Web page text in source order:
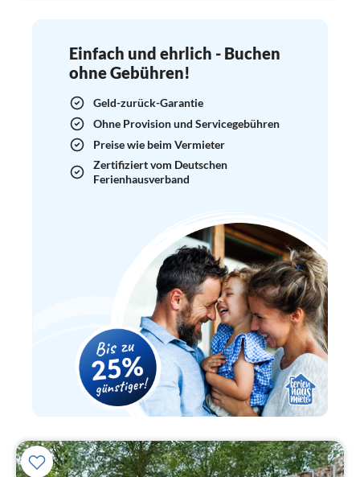
Einfach und ehrlich - Buchen
ohne Gebühren!
Geld-zurück-Garantie
Ohne Provision und Servicegebühren
Preise wie beim Vermieter
Zertifiziert vom Deutschen
Ferienhausverband